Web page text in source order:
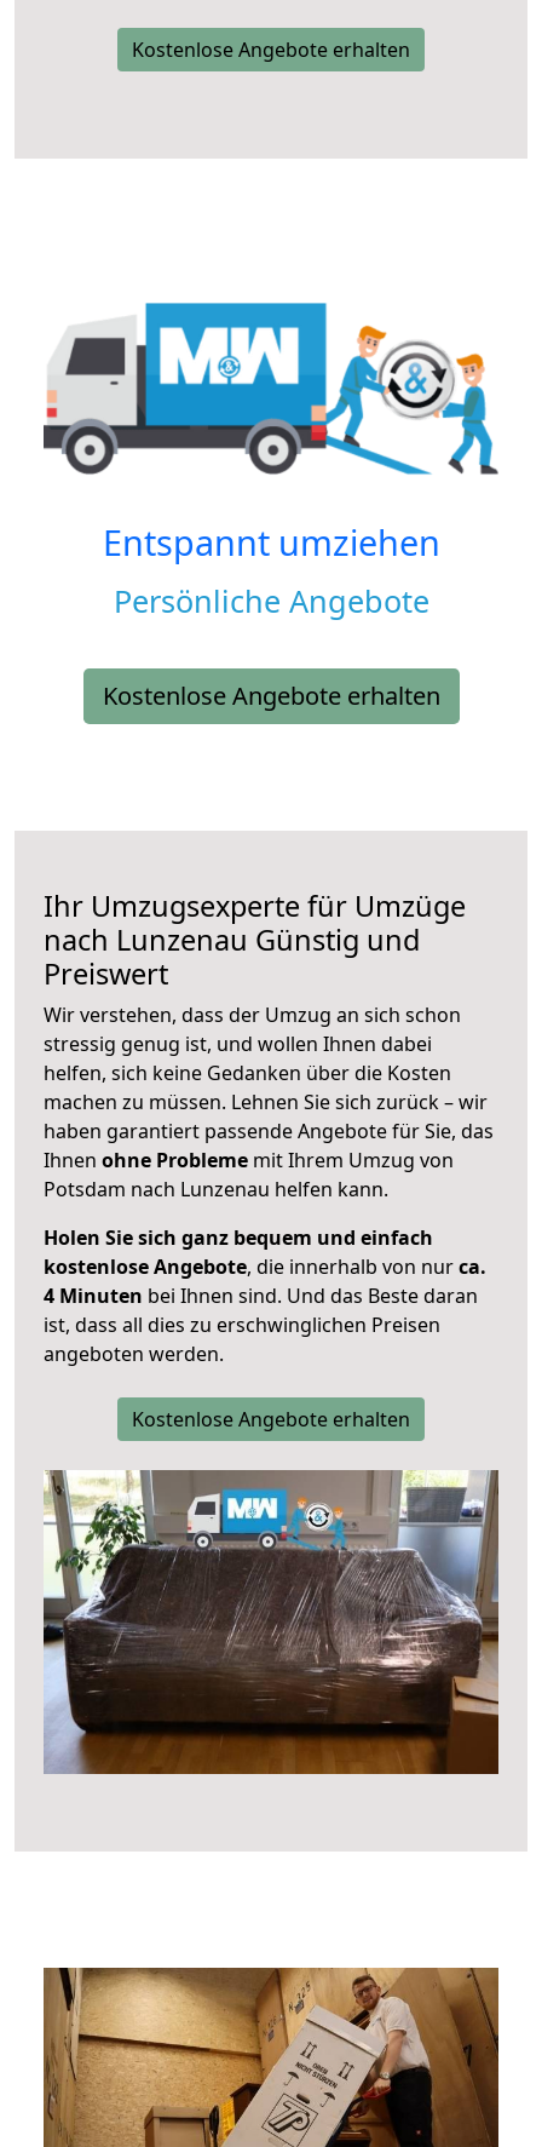
Kostenlose Angebote erhalten
Entspannt umziehen
Persönliche Angebote
Kostenlose Angebote erhalten
Ihr Umzugsexperte für Umzüge
nach Lunzenau Günstig und
Preiswert
Wir verstehen, dass der Umzug an sich schon
stressig genug ist, und wollen Ihnen dabei
helfen, sich keine Gedanken über die Kosten
machen zu müssen. Lehnen Sie sich zurück – wir
haben garantiert passende Angebote für Sie, das
Ihnen ohne Probleme mit Ihrem Umzug von
Potsdam nach Lunzenau helfen kann.
Holen Sie sich ganz bequem und einfach
kostenlose Angebote, die innerhalb von nurca.
4 Minuten bei Ihnen sind. Und das Beste daran
ist, dass all dies zu erschwinglichen Preisen
angeboten werden.
Kostenlose Angebote erhalten